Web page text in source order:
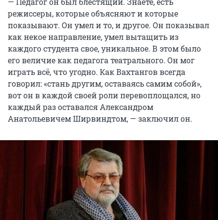
режиссеры, которые объясняют и которые
показывают. Он умел и то, и другое. Он показывал
как некое направление, умел вытащить из
каждого студента свое, уникальное. В этом было
его величие как педагога театрального. Он мог
играть всё, что угодно. Как Вахтангов всегда
говорил: «стань другим, оставаясь самим собой»,
вот он в каждой своей роли перевоплощался, но
каждый раз оставался Александром
Анатольевичем Ширвиндтом, — заключил он.